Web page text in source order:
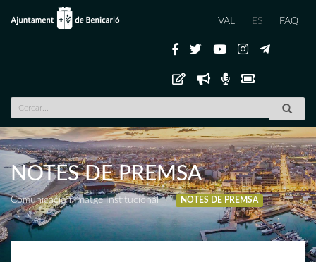
VAL ES FAQ
NOTES DE PREMSA
Comunicació i Imatge Institucional NOTES DE PREMSA